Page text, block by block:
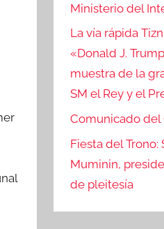
Ministerio del
La vía rápida
«Donald J.
muestra de la
SM el Rey y el
Comunicado del
Fiesta del Trono:
Muminin,
de pleitesía